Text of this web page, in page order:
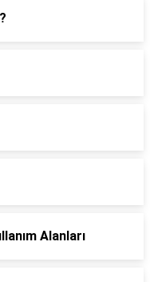
Alanları